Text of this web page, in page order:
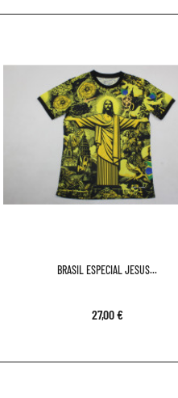
BRASIL ESPECIAL JESUS...
27,00 €